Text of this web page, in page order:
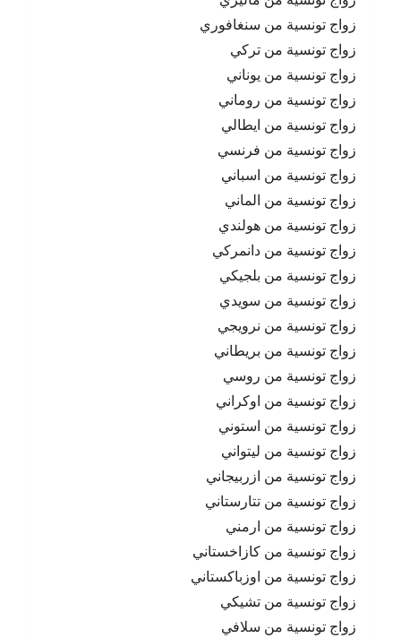
زواج تونسية من سنغافوري
زواج تونسية من تركي
زواج تونسية من يوناني
زواج تونسية من روماني
زواج تونسية من ايطالي
زواج تونسية من فرنسي
زواج تونسية من اسباني
زواج تونسية من الماني
زواج تونسية من هولندي
زواج تونسية من دانمركي
زواج تونسية من بلجيكي
زواج تونسية من سويدي
زواج تونسية من نرويجي
زواج تونسية من بريطاني
زواج تونسية من روسي
زواج تونسية من اوكراني
زواج تونسية من استوني
زواج تونسية من ليتواني
زواج تونسية من ازربيجاني
زواج تونسية من تتارستاني
زواج تونسية من ارمني
زواج تونسية من كازاخستاني
زواج تونسية من اوزباكستاني
زواج تونسية من تشيكي
زواج تونسية من سلافي